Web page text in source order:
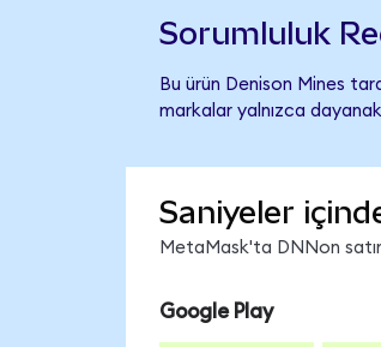
Sorumluluk
Bu ürün Denison Mines
markalar yalnızca dayanak
Saniyeler
MetaMask'ta DNNon
Google Play